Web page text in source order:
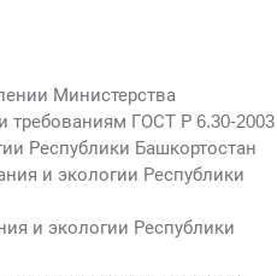
Министерства
требованиям ГОСТ Р 6.30-2003
Республики Башкортостан
и экологии Республики
и экологии Республики